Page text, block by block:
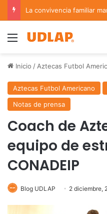
Menu
Inicio / Aztecas Futbol
Aztecas Futbol Americano
Notas de prensa
Coach de
equipo de
CONADEIP
Blog UDLAP 2 diciembre,